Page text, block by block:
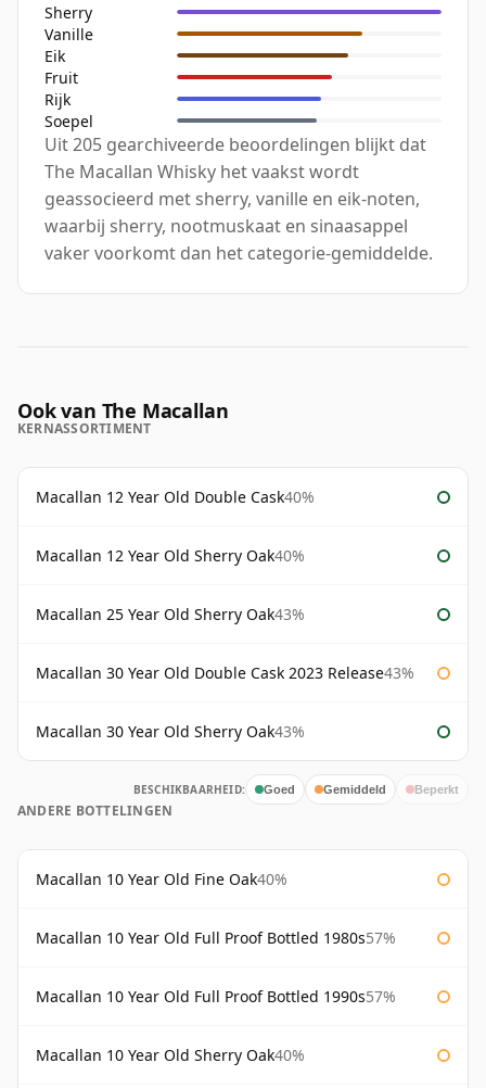
Sherry
Vanille
Eik
Fruit
Rijk
Soepel
Uit 205 gearchiveerde beoordelingen blijkt dat
The Macallan Whisky het vaakst wordt
geassocieerd met sherry, vanille en eik-noten,
waarbij sherry, nootmuskaat en sinaasappel
vaker voorkomt dan het categorie-gemiddelde.
Ook van The Macallan
KERNASSORTIMENT
Macallan 12 Year Old Double Cask40%
Macallan 12 Year Old Sherry Oak40%
Macallan 25 Year Old Sherry Oak43%
Macallan 30 Year Old Double Cask 2023 Release43%
Macallan 30 Year Old Sherry Oak43%
BESCHIKBAARHEID: Goed Gemiddeld Beperkt
ANDERE BOTTELINGEN
Macallan 10 Year Old Fine Oak40%
Macallan 10 Year Old Full Proof Bottled 1980s57%
Macallan 10 Year Old Full Proof Bottled 1990s57%
Macallan 10 Year Old Sherry Oak40%